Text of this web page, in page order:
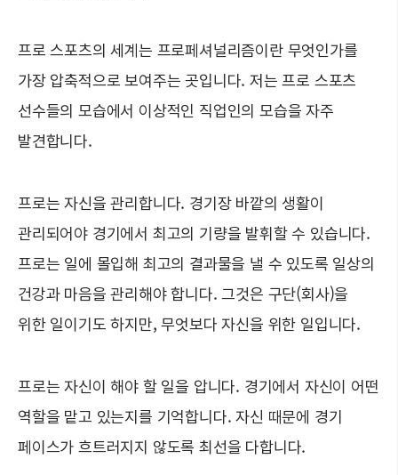
프로 스포츠의 세계는 프로페셔널리즘이란 무엇인가를
가장 압축적으로 보여주는 곳입니다. 저는 프로 스포츠
선수들의 모습에서 이상적인 직업인의 모습을 자주
발견합니다.
프로는 자신을 관리합니다. 경기장 바깥의 생활이
관리되어야 경기에서 최고의 기량을 발휘할 수 있습니다.
프로는 일에 몰입해 최고의 결과물을 낼 수 있도록 일상의
건강과 마음을 관리해야 합니다. 그것은 구단(회사)을
위한 일이기도 하지만, 무엇보다 자신을 위한 일입니다.
프로는 자신이 해야 할 일을 압니다. 경기에서 자신이 어떤
역할을 맡고 있는지를 기억합니다. 자신 때문에 경기
페이스가 흐트러지지 않도록 최선을 다합니다.